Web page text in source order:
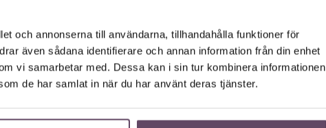
och annonserna till användarna, tillhandahålla funktioner för
även sådana identifierare och annan information från din enhet
vi samarbetar med. Dessa kan i sin tur kombinera informationen
de har samlat in när du har använt deras tjänster.